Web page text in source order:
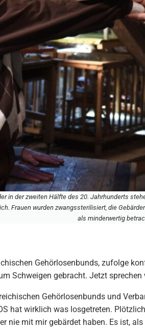
in der zweiten Hälfte des 20. Jahrhunderts
Frauen wurden zwangssterilisiert, die
als minderwertig
Gehörlosenbunds, zufolge
Schweigen gebracht. Jetzt
Gehörlosenbunds und
hat wirklich was losgetreten.
nie mit mir gebärdet haben. Es ist,